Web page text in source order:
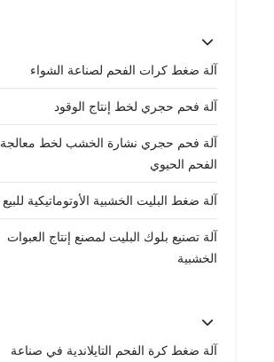
آلة ضغط كرات الفحم لصناعة الشواء
آلة فحم حجري لخط إنتاج الوقود
آلة فحم حجري نشارة الخشب لخط معالجة
الفحم الحيوي
آلة ضغط البليت الخشبية الأوتوماتيكية للبيع
آلة تصنيع بلوك البليت لمصنع إنتاج العبوات
الخشبية
آلة ضغط كرة الفحم التايلاندية في صناعة